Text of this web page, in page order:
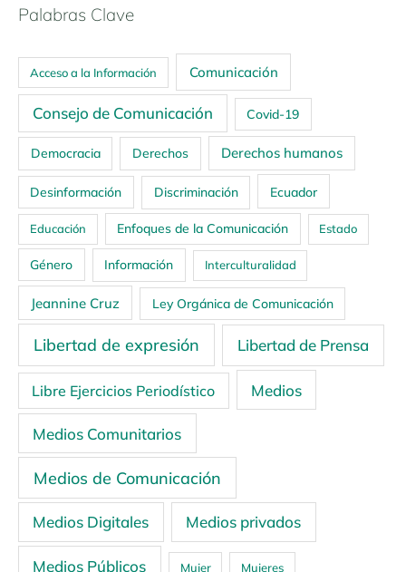
Palabras Clave
Acceso a la Información Comunicación
Consejo de Comunicación Covid-19
Democracia Derechos Derechos humanos
Desinformación Discriminación Ecuador
Educación Enfoques de la Comunicación Estado
Género Información Interculturalidad
Jeannine Cruz Ley Orgánica de Comunicación
Libertad de expresión Libertad de Prensa
Libre Ejercicios Periodístico Medios
Medios Comunitarios
Medios de Comunicación
Medios Digitales Medios privados
Medios Públicos Mujer Mujeres